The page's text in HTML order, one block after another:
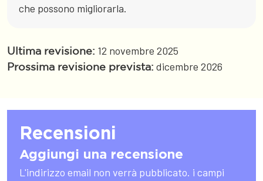
che possono migliorarla.
Ultima revisione: 12 novembre 2025
Prossima revisione prevista: dicembre 2026
Recensioni
Aggiungi una recensione
L'indirizzo email non verrà pubblicato. i campi